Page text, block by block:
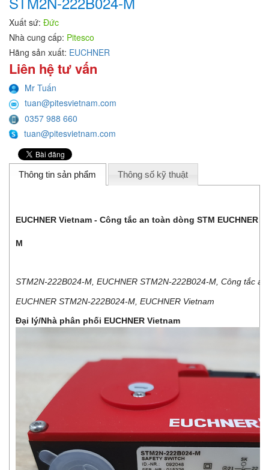
Xuất sứ: Đức
Nhà cung cấp: Pitesco
Hãng sản xuất: EUCHNER
Liên hệ tư vấn
Mr Tuấn
tuan@pitesvietnam.com
0357 988 660
tuan@pitesvietnam.com
Thông tin sản phẩm Thông số kỹ thuật
EUCHNER Vietnam - Công tắc an toàn dòng STM EUCHNER
M
STM2N-222B024-M, EUCHNER STM2N-222B024-M, Công tắc
EUCHNER STM2N-222B024-M, EUCHNER Vietnam
Đại lý/Nhà phân phối EUCHNER Vietnam